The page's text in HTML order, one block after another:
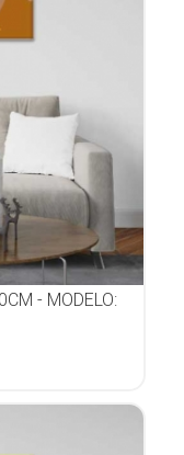
- MODELO: